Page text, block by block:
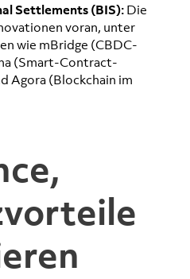
Settlements (BIS): Die
voran, unter
wie mBridge (CBDC-
(Smart-Contract-
Agora (Blockchain im